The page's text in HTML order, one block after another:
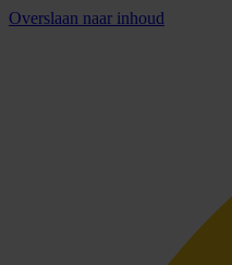
Overslaan naar inhoud